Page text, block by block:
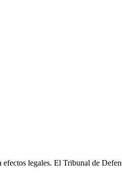
legales. El Tribunal de